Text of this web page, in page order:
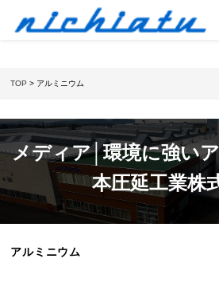
TOP > アルミニウム
メディア│環境に強い
本圧延工業株
アルミニウム